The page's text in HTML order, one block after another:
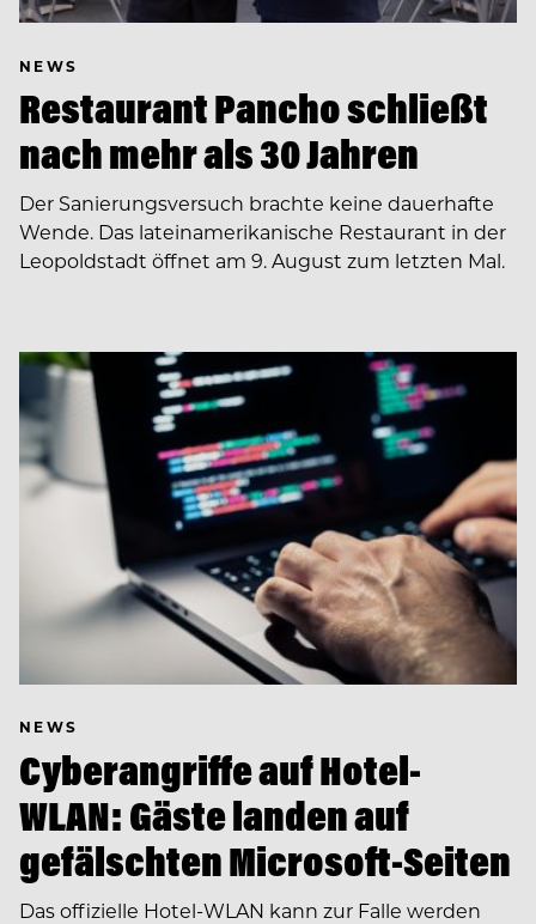
NEWS
Restaurant Pancho schließt
nach mehr als 30 Jahren
Der Sanierungsversuch brachte keine dauerhafte
Wende. Das lateinamerikanische Restaurant in der
Leopoldstadt öffnet am 9. August zum letzten Mal.
NEWS
Cyberangriffe auf Hotel-
WLAN: Gäste landen auf
gefälschten Microsoft-Seiten
Das offizielle Hotel-WLAN kann zur Falle werden